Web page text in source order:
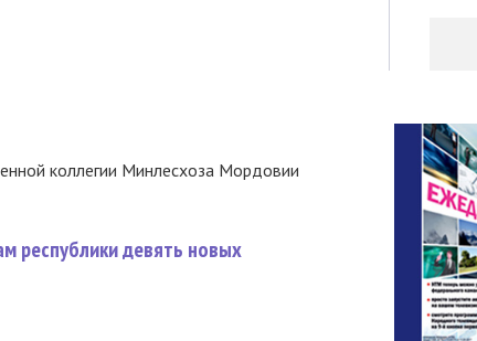
коллегии Минлесхоза Мордовии
республики девять новых